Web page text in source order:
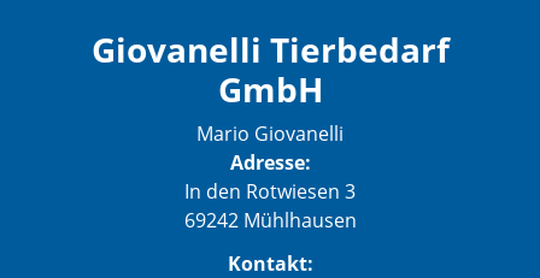
Giovanelli Tierbedarf
GmbH
Mario Giovanelli
Adresse:
In den Rotwiesen 3
69242 Mühlhausen
Kontakt: